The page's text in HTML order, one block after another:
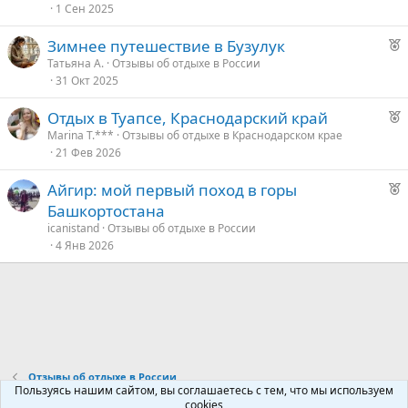
1 Сен 2025
Р
о
Зимнее путешествие в Бузулук
Татьяна А. Отзывы об отдыхе в России
31 Окт 2025
Р
о
у
Отдых в Туапсе, Краснодарский край
Marina T.*** Отзывы об отдыхе в Краснодарском крае
21 Фев 2026
Р
Айгир: мой первый поход в горы
Башкортостана
icanistand Отзывы об отдыхе в России
4 Янв 2026
Отзывы об отдыхе в России
Пользуясь нашим сайтом, вы соглашаетесь с тем, что мы используем
cookies